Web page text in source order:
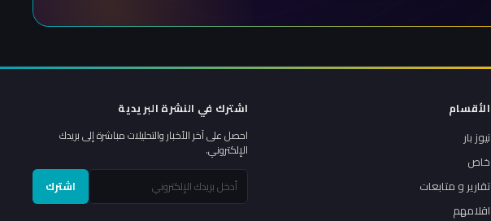
الأقسام
نيوز بار
خاص
تقارير و متابعات
اقلامهم
اشترك في النشرة البريدية
احصل على آخر الأخبار والتحليلات مباشرة إلى بريدك
الإلكتروني.
اشترك